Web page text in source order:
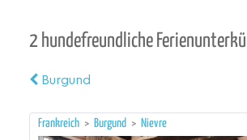
2 hundefreundliche
Burgund
Frankreich > Burgund > Nievre